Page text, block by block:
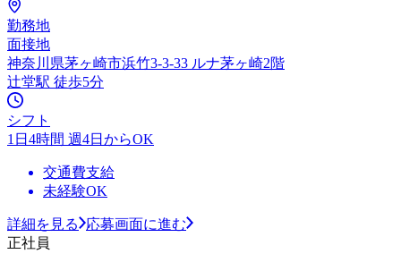
勤務地
面接地
神奈川県茅ヶ崎市浜竹3-3-33 ルナ茅ヶ崎2階
辻堂駅 徒歩5分
シフト
1日4時間 週4日からOK
交通費支給
未経験OK
詳細を見る
応募画面に進む
正社員